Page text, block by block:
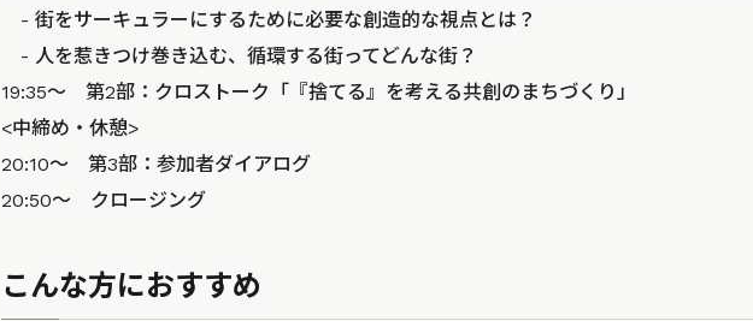
- 街をサーキュラーにするために必要な創造的な視点とは？
- 人を惹きつけ巻き込む、循環する街ってどんな街？
19:35～ 第2部：クロストーク「『捨てる』を考える共創のまちづくり」
<中締め・休憩>
20:10～ 第3部：参加者ダイアログ
20:50～ クロージング
こんな方におすすめ